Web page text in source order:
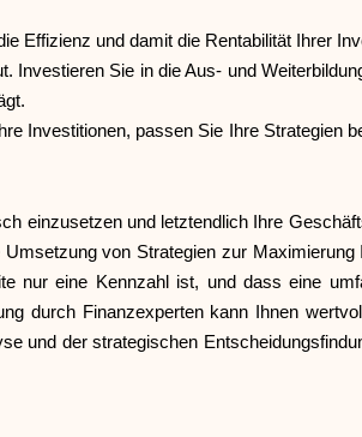
Effizienz und damit die Rentabilität Ihrer
Sie in die Aus- und
Investitionen, passen Sie Ihre Strategien
einzusetzen und letztendlich Ihre
von Strategien zur
nur eine Kennzahl ist, und dass eine
durch Finanzexperten kann Ihnen
und der strategischen